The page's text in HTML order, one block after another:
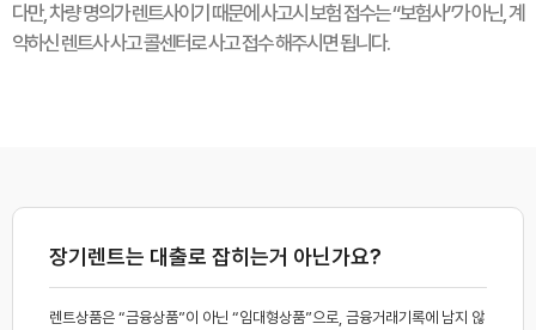
다만, 차량 명의가 렌트사이기 때문에 사고시 보험 접수는 “보험사”가 아닌, 계
약하신 렌트사 사고 콜센터로 사고 접수 해주시면 됩니다.
장기렌트는 대출로 잡히는거 아닌가요?
렌트상품은 “금융상품”이 아닌 “임대형상품”으로, 금융거래기록에 남지 않